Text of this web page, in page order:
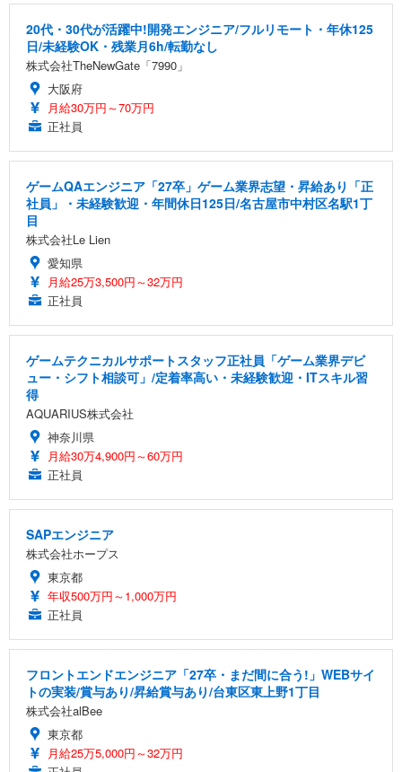
20代・30代が活躍中!開発エンジニア/フルリモート・年休125
日/未経験OK・残業月6h/転勤なし
株式会社TheNewGate「7990」
大阪府
月給30万円～70万円
正社員
ゲームQAエンジニア「27卒」ゲーム業界志望・昇給あり「正
社員」・未経験歓迎・年間休日125日/名古屋市中村区名駅1丁
目
株式会社Le Lien
愛知県
月給25万3,500円～32万円
正社員
ゲームテクニカルサポートスタッフ正社員「ゲーム業界デビ
ュー・シフト相談可」/定着率高い・未経験歓迎・ITスキル習
得
AQUARIUS株式会社
神奈川県
月給30万4,900円～60万円
正社員
SAPエンジニア
株式会社ホープス
東京都
年収500万円～1,000万円
正社員
フロントエンドエンジニア「27卒・まだ間に合う!」WEBサイ
トの実装/賞与あり/昇給賞与あり/台東区東上野1丁目
株式会社alBee
東京都
月給25万5,000円～32万円